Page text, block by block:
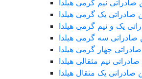
نیم گرمی هیلدا
صادراتی یک گرمی هیلدا
یک و نیم گرمی هیلدا
صادراتی سه گرمی هیلدا
چهار گرمی هیلدا
نیم مثقالی هیلدا
صادراتی یک مثقال هیلدا